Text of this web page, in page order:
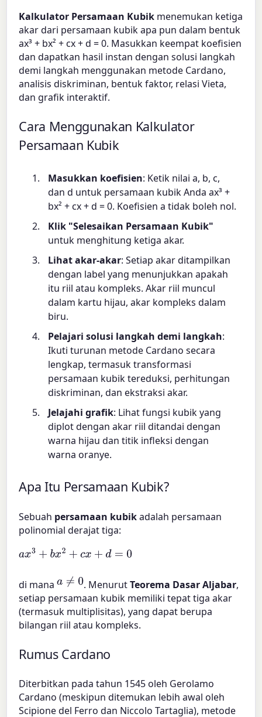
Kalkulator Persamaan Kubik menemukan ketiga
akar dari persamaan kubik apa pun dalam bentuk
ax³ + bx² + cx + d = 0. Masukkan keempat koefisien
dan dapatkan hasil instan dengan solusi langkah
demi langkah menggunakan metode Cardano,
analisis diskriminan, bentuk faktor, relasi Vieta,
dan grafik interaktif.
Cara Menggunakan Kalkulator
Persamaan Kubik
Masukkan koefisien: Ketik nilai a, b, c,
dan d untuk persamaan kubik Anda ax³ +
bx² + cx + d = 0. Koefisien a tidak boleh nol.
Klik "Selesaikan Persamaan Kubik"
untuk menghitung ketiga akar.
Lihat akar-akar: Setiap akar ditampilkan
dengan label yang menunjukkan apakah
itu riil atau kompleks. Akar riil muncul
dalam kartu hijau, akar kompleks dalam
biru.
Pelajari solusi langkah demi langkah:
Ikuti turunan metode Cardano secara
lengkap, termasuk transformasi
persamaan kubik tereduksi, perhitungan
diskriminan, dan ekstraksi akar.
Jelajahi grafik: Lihat fungsi kubik yang
diplot dengan akar riil ditandai dengan
warna hijau dan titik infleksi dengan
warna oranye.
Apa Itu Persamaan Kubik?
Sebuah persamaan kubikadalah persamaan
polinomial derajat tiga:
ax3+bx 2+cx+d=0
di manaa≠0 . MenurutTeorema Dasar Aljabar,
setiap persamaan kubik memiliki tepat tiga akar
(termasuk multiplisitas), yang dapat berupa
bilangan riil atau kompleks.
Rumus Cardano
Diterbitkan pada tahun 1545 oleh Gerolamo
Cardano (meskipun ditemukan lebih awal oleh
Scipione del Ferro dan Niccolo Tartaglia), metode